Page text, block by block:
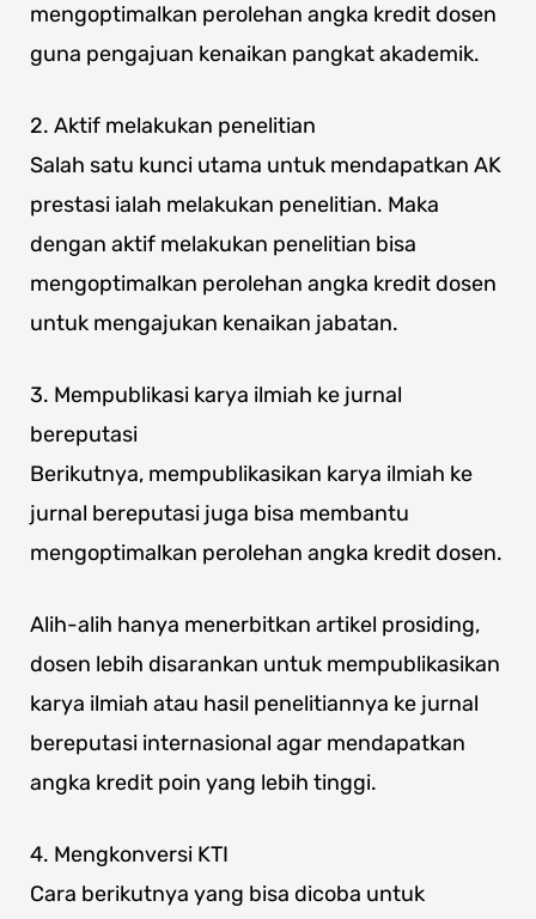
mengoptimalkan perolehan angka kredit dosen
guna pengajuan kenaikan pangkat akademik.
2. Aktif melakukan penelitian
Salah satu kunci utama untuk mendapatkan AK
prestasi ialah melakukan penelitian. Maka
dengan aktif melakukan penelitian bisa
mengoptimalkan perolehan angka kredit dosen
untuk mengajukan kenaikan jabatan.
3. Mempublikasi karya ilmiah ke jurnal
bereputasi
Berikutnya, mempublikasikan karya ilmiah ke
jurnal bereputasi juga bisa membantu
mengoptimalkan perolehan angka kredit dosen.
Alih-alih hanya menerbitkan artikel prosiding,
dosen lebih disarankan untuk mempublikasikan
karya ilmiah atau hasil penelitiannya ke jurnal
bereputasi internasional agar mendapatkan
angka kredit poin yang lebih tinggi.
4. Mengkonversi KTI
Cara berikutnya yang bisa dicoba untuk